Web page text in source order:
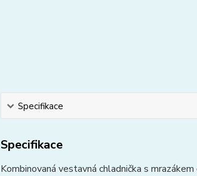
Specifikace
Specifikace
Kombinovaná vestavná chladnička s